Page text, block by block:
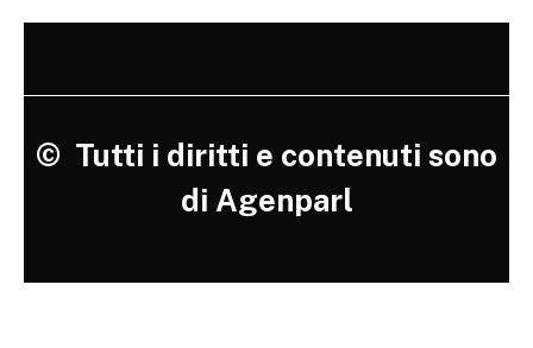
© Tutti i diritti e contenuti sono
di Agenparl